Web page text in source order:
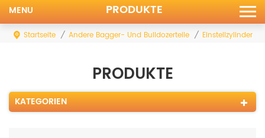
PRODUKTE
MENU
Startseite / Andere Bagger- Und Bulldozerteile / Einstellzylinder
PRODUKTE
KATEGORIEN